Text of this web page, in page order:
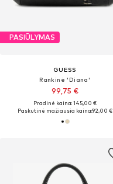
PASIŪLYMAS
GUESS
Rankinė 'Diana'
99,75 €
Pradinė kaina: 145,00 €
Paskutinė mažiausia kaina:92,00 €